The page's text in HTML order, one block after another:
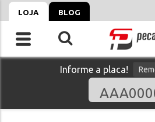
LOJA BLOG
Informe a placa!